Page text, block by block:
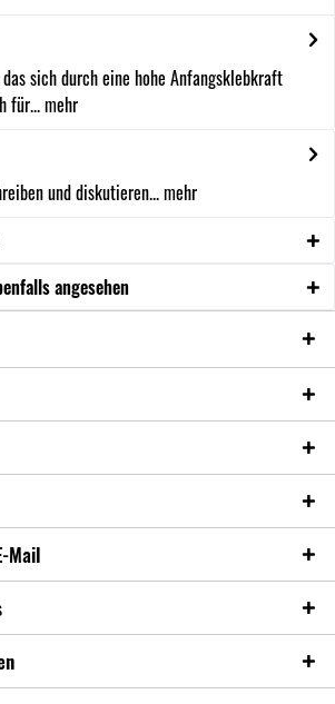
das sich durch eine hohe Anfangsklebkraft
für...mehr
und diskutieren...mehr
angesehen
Mail